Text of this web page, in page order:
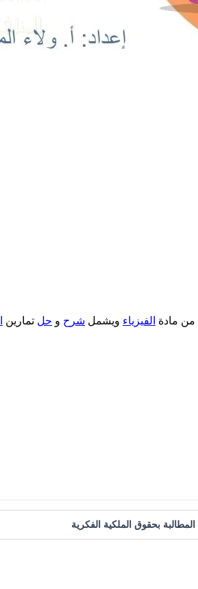
من مادة الفيزياء ويشمل شرح و حل تمارين
المطالبة بحقوق الملكية الفكرية